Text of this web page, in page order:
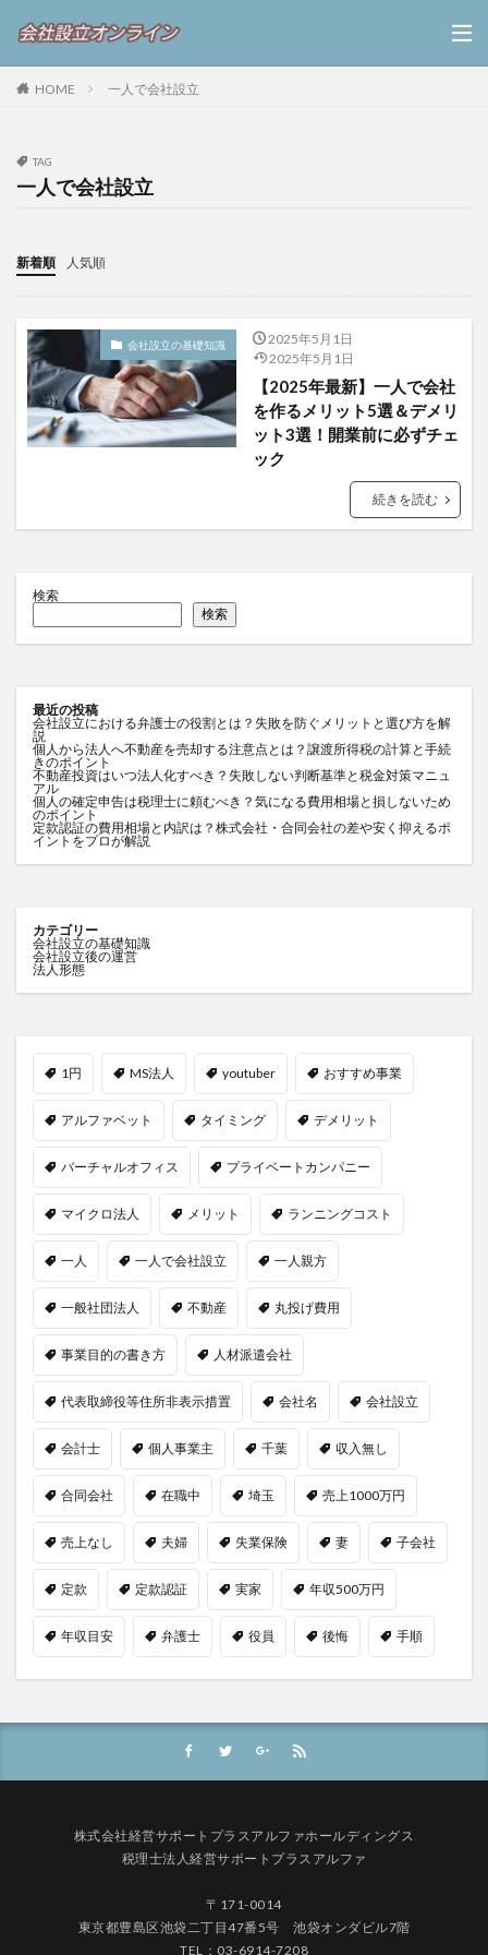
HOME 一人で会社設立
TAG
一人で会社設立
新着順 人気順
会社設立の基礎知識
2025年5月1日
2025年5月1日
【2025年最新】一人で会社
を作るメリット5選＆デメリ
ット3選！開業前に必ずチェ
ック
続きを読む
検索
検索
最近の投稿
会社設立における弁護士の役割とは？失敗を防ぐメリットと選び方を解
説
個人から法人へ不動産を売却する注意点とは？譲渡所得税の計算と手続
きのポイント
不動産投資はいつ法人化すべき？失敗しない判断基準と税金対策マニュ
アル
個人の確定申告は税理士に頼むべき？気になる費用相場と損しないため
のポイント
定款認証の費用相場と内訳は？株式会社・合同会社の差や安く抑えるポ
イントをプロが解説
カテゴリー
会社設立の基礎知識
会社設立後の運営
法人形態
1円 MS法人 youtuber おすすめ事業
アルファベット タイミング デメリット
バーチャルオフィス プライベートカンパニー
マイクロ法人 メリット ランニングコスト
一人 一人で会社設立 一人親方
一般社団法人 不動産 丸投げ費用
事業目的の書き方 人材派遣会社
代表取締役等住所非表示措置 会社名 会社設立
会計士 個人事業主 千葉 収入無し
合同会社 在職中 埼玉 売上1000万円
売上なし 夫婦 失業保険 妻 子会社
定款 定款認証 実家 年収500万円
年収目安 弁護士 役員 後悔 手順
株式会社経営サポートプラスアルファホールディングス
税理士法人経営サポートプラスアルファ
〒171-0014
東京都豊島区池袋二丁目47番5号 池袋オンダビル7階
TEL：03-6914-7208